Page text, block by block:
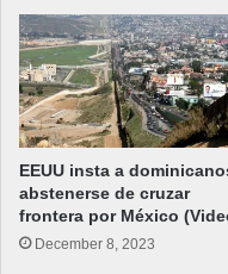
EEUU insta a
abstenerse de cruzar
frontera por México
December 8, 2023